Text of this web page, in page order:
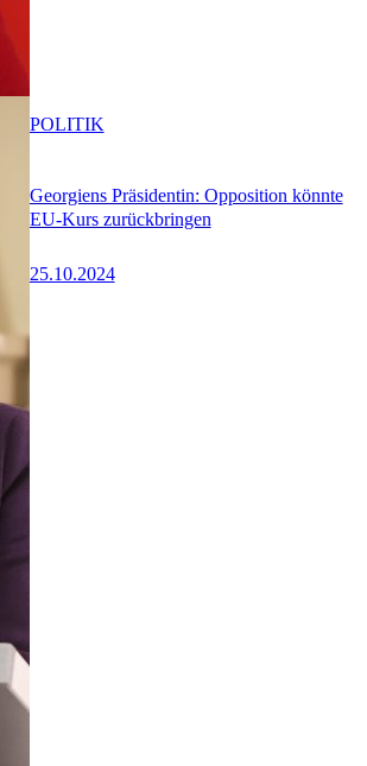
Georgiens Präsidentin: Opposition könnte
EU-Kurs zurückbringen
25.10.2024
POLITIK